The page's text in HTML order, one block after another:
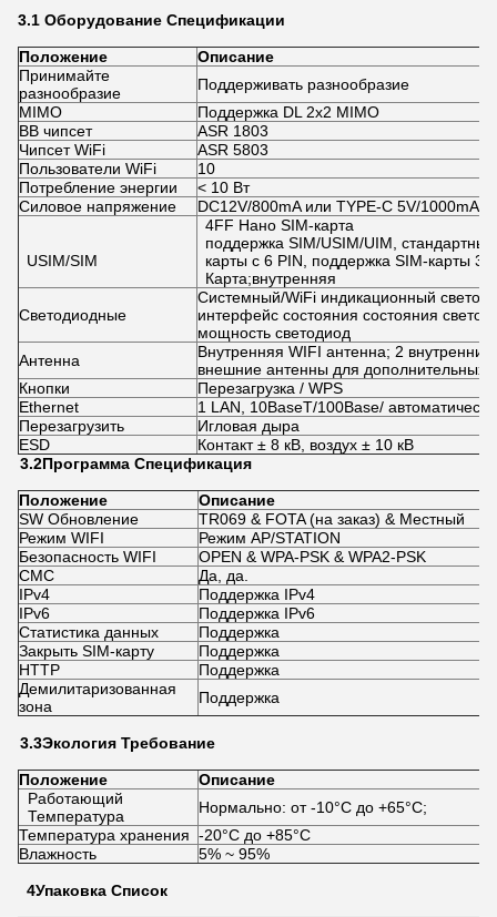
3.1 Оборудование Спецификации
Положение
Описание
Принимайте
разнообразие
Поддерживать разнообразие
MIMO
Поддержка DL 2x2 MIMO
BB чипсет
ASR 1803
Чипсет WiFi
ASR 5803
Пользователи WiFi
10
Потребление энергии
< 10 Вт
Силовое напряжение
DC12V/800mA или TYPE-C 5V/1000mA
USIM/SIM
4FF Нано SIM-карта
поддержка SIM/USIM/UIM,
карты с 6 PIN, поддержка SIM-карты
Карта;внутренняя
Светодиодные
Системный/WiFi индикационный
интерфейс состояния состояния
мощность светодиод
Антенна
Внутренняя WIFI антенна; 2
внешние антенны для дополнительных
Кнопки
Перезагрузка / WPS
Ethernet
1 LAN, 10BaseT/100Base/
Перезагрузить
Игловая дыра
ESD
Контакт ± 8 кВ, воздух ± 10 кВ
3.2Программа Спецификация
Положение
Описание
SW Обновление
TR069 & FOTA (на заказ) & Местный
Режим WIFI
Режим AP/STATION
Безопасность WIFI
OPEN & WPA-PSK & WPA2-PSK
СМС
Да, да.
IPv4
Поддержка IPv4
IPv6
Поддержка IPv6
Статистика данных
Поддержка
Закрыть SIM-карту
Поддержка
HTTP
Поддержка
Демилитаризованная
зона
Поддержка
3.3Экология Требование
Положение
Описание
Работающий
Температура
Нормально: от -10°C до +65°C;
Температура хранения -20°C до +85°C
Влажность
5% ~ 95%
4Упаковка Список